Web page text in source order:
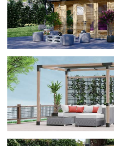
фотогалерея
ДОМИКИ